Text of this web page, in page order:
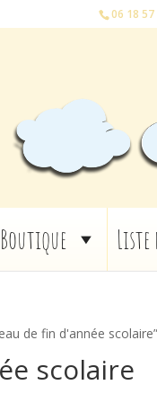
06 18 57
Boutique Liste
de fin d'année scolaire”
scolaire